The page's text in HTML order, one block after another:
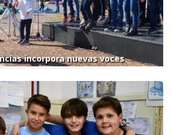
incorpora nuevas voces